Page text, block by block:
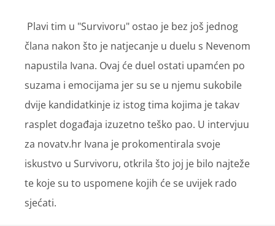
Plavi tim u "Survivoru" ostao je bez još jednog
člana nakon što je natjecanje u duelu s Nevenom
napustila Ivana. Ovaj će duel ostati upamćen po
suzama i emocijama jer su se u njemu sukobile
dvije kandidatkinje iz istog tima kojima je takav
rasplet događaja izuzetno teško pao. U intervjuu
za novatv.hr Ivana je prokomentirala svoje
iskustvo u Survivoru, otkrila što joj je bilo najteže
te koje su to uspomene kojih će se uvijek rado
sjećati.